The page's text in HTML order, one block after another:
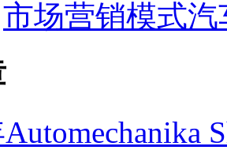
市场营销模式汽